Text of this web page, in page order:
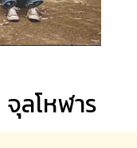
จุลโหฬาร